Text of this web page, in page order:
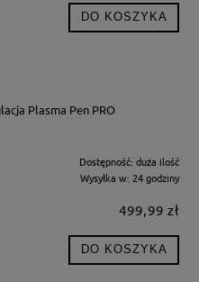
DO KOSZYKA
Plasma Pen PRO
Dostępność: duża ilość
Wysyłka w: 24 godziny
499,99 zł
DO KOSZYKA